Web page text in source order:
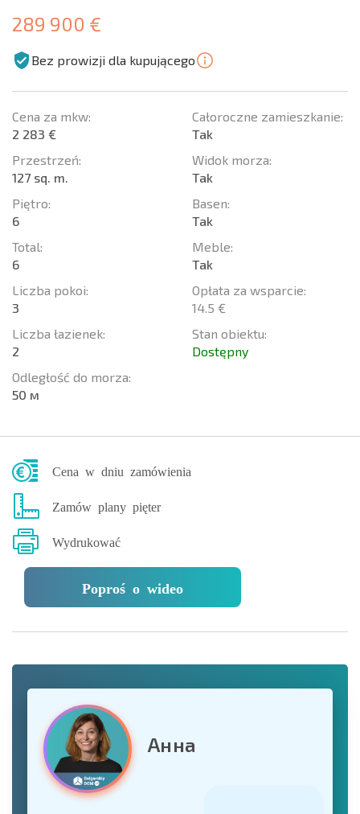
289 900 €
Bez prowizji dla kupującego
Cena za mkw:
2 283 €
Przestrzeń:
127 sq. m.
Piętro:
6
Total:
6
Liczba pokoi:
3
Liczba łazienek:
2
Odległość do morza:
50 м
Całoroczne zamieszkanie:
Tak
Widok morza:
Tak
Basen:
Tak
Meble:
Tak
Opłata za wsparcie:
14.5 €
Stan obiektu:
Dostępny
Cena w dniu zamówienia
Zamów plany pięter
Wydrukować
Poproś o wideo
Анна